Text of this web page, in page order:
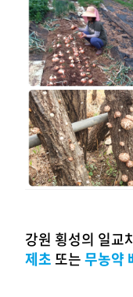
강원 횡성의 일교
제초 또는무농약